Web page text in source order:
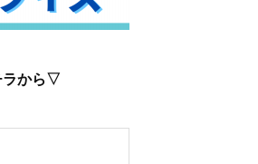
ラから▽